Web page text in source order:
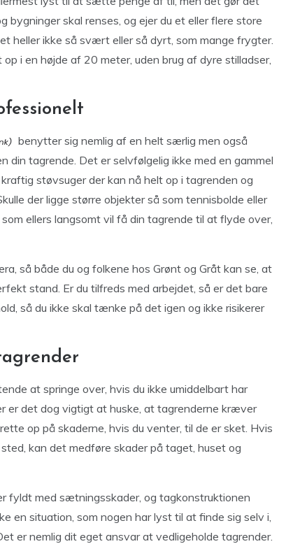
bygninger skal renses, og ejer du et eller flere store
heller ikke så svært eller så dyrt, som mange frygter.
i en højde af 20 meter, uden brug af dyre stilladser,
benytter sig nemlig af en helt særlig men også
din tagrende. Det er selvfølgelig ikke med en gammel
støvsuger der kan nå helt op i tagrenden og
der ligge større objekter så som tennisbolde eller
ellers langsomt vil få din tagrende til at flyde over,
så både du og folkene hos Grønt og Gråt kan se, at
stand. Er du tilfreds med arbejdet, så er det bare
så du ikke skal tænke på det igen og ikke risikerer
at springe over, hvis du ikke umiddelbart har
er det dog vigtigt at huske, at tagrenderne kræver
op på skaderne, hvis du venter, til de er sket. Hvis
kan det medføre skader på taget, huset og
fyldt med sætningsskader, og tagkonstruktionen
en situation, som nogen har lyst til at finde sig selv i,
er nemlig dit eget ansvar at vedligeholde tagrender.